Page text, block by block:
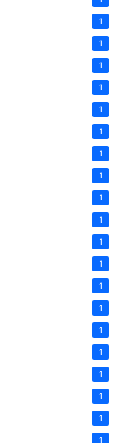
1
1
1
1
1
1
1
1
1
1
1
1
1
1
1
1
1
1
1
1